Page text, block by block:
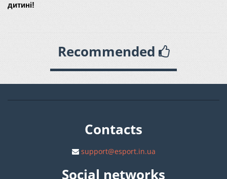
дитині!
Recommended
Contacts
support@esport.in.ua
Social networks